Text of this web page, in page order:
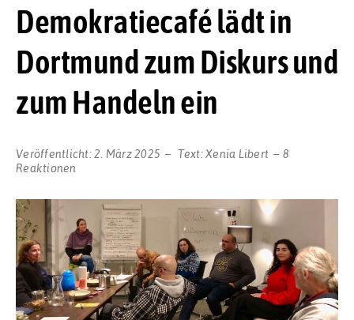
Demokratiecafé lädt in
Dortmund zum Diskurs und
zum Handeln ein
Veröffentlicht:2. März 2025 Text:Xenia Libert
8
Reaktionen